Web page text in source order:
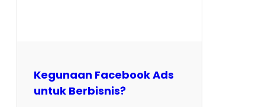
Kegunaan Facebook Ads
untuk Berbisnis?